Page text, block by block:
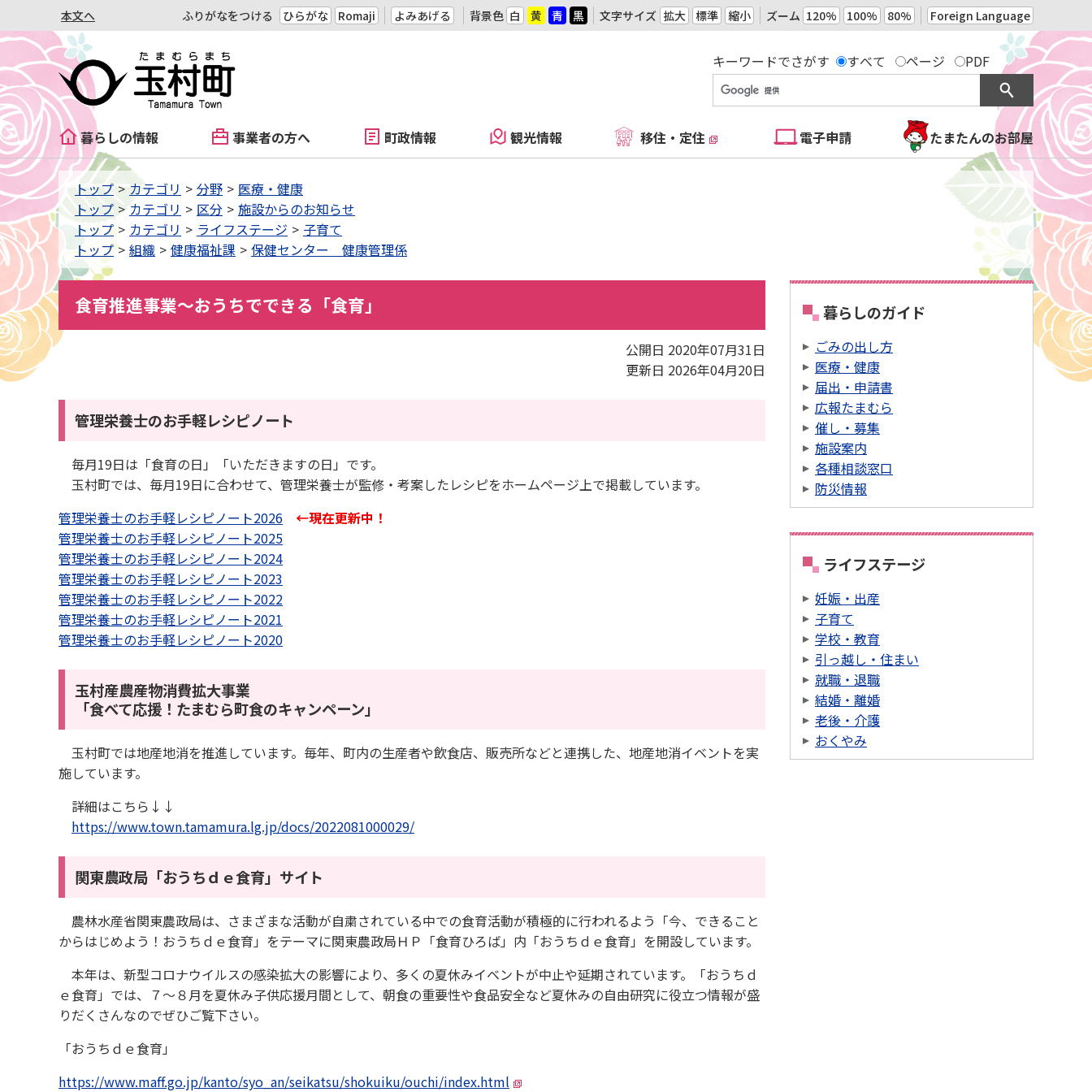
本文へ ふりがなをつける ひらがな Romaji よみあげる 背景色 白 黄 青 黒 文字サイズ 拡大 標準 縮小 ズーム 120% 100% 80% Foreign Language
キーワードでさがす すべて ページ PDF
暮らしの情報 事業者の方へ 町政情報 観光情報 移住・定住 電子申請 たまたんのお部屋
トップ カテゴリ 分野
医療・健康
トップ
カテゴリ 区分
施設からのお知らせ
トップ
カテゴリ ライフステージ
子育て
トップ
組織 健康福祉課 保健センター 健康管理係
食育推進事業〜おうちでできる「食育」
公開日 2020年07月31日
更新日 2026年04月20日
管理栄養士のお手軽レシピノート
毎月19日は「食育の日」「いただきますの日」です。
玉村町では、毎月19日に合わせて、管理栄養士が監修・考案したレシピをホームページ上で掲載しています。
管理栄養士のお手軽レシピノート2026
←現在更新中！
管理栄養士のお手軽レシピノート2025
管理栄養士のお手軽レシピノート2024
管理栄養士のお手軽レシピノート2023
管理栄養士のお手軽レシピノート2022
管理栄養士のお手軽レシピノート2021
管理栄養士のお手軽レシピノート2020
玉村産農産物消費拡大事業
「食べて応援！たまむら町食のキャンペーン」
玉村町では地産地消を推進しています。毎年、町内の生産者や飲食店、販売所などと連携した、地産地消イベントを実
施しています。
詳細はこちら↓↓
https://www.town.tamamura.lg.jp/docs/2022081000029/
関東農政局「おうちｄｅ食育」サイト
農林水産省関東農政局は、さまざまな活動が自粛されている中での食育活動が積極的に行われるよう「今、できること
からはじめよう！おうちｄｅ食育」をテーマに関東農政局ＨＰ「食育ひろば」内「おうちｄｅ食育」を開設しています。
本年は、新型コロナウイルスの感染拡大の影響により、多くの夏休みイベントが中止や延期されています。「おうちｄ
ｅ食育」では、７～８月を夏休み子供応援月間として、朝食の重要性や食品安全など夏休みの自由研究に役立つ情報が盛
りだくさんなのでぜひご覧下さい。
「おうちｄｅ食育」
https://www.maff.go.jp/kanto/syo_an/seikatsu/shokuiku/ouchi/index.html
暮らしのガイド
ごみの出し方
医療・健康
届出・申請書
広報たまむら
催し・募集
施設案内
各種相談窓口
防災情報
ライフステージ
妊娠・出産
子育て
学校・教育
引っ越し・住まい
就職・退職
結婚・離婚
老後・介護
おくやみ